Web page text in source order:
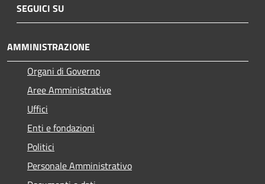
SEGUICI SU
AMMINISTRAZIONE
Organi di Governo
Aree Amministrative
Uffici
Enti e fondazioni
Politici
Personale Amministrativo